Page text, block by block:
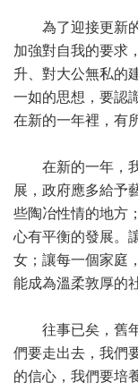
為了迎接更新的
加強對自我的要求
升、對大公無私的
一如的思想，要認
在新的一年裡，有
在新的一年，我
展，政府應多給予
些陶冶性情的地方
心有平衡的發展。
女；讓每一個家庭
能成為溫柔敦厚的
往事已矣，舊年
們要走出去，我們
的信心，我們要培